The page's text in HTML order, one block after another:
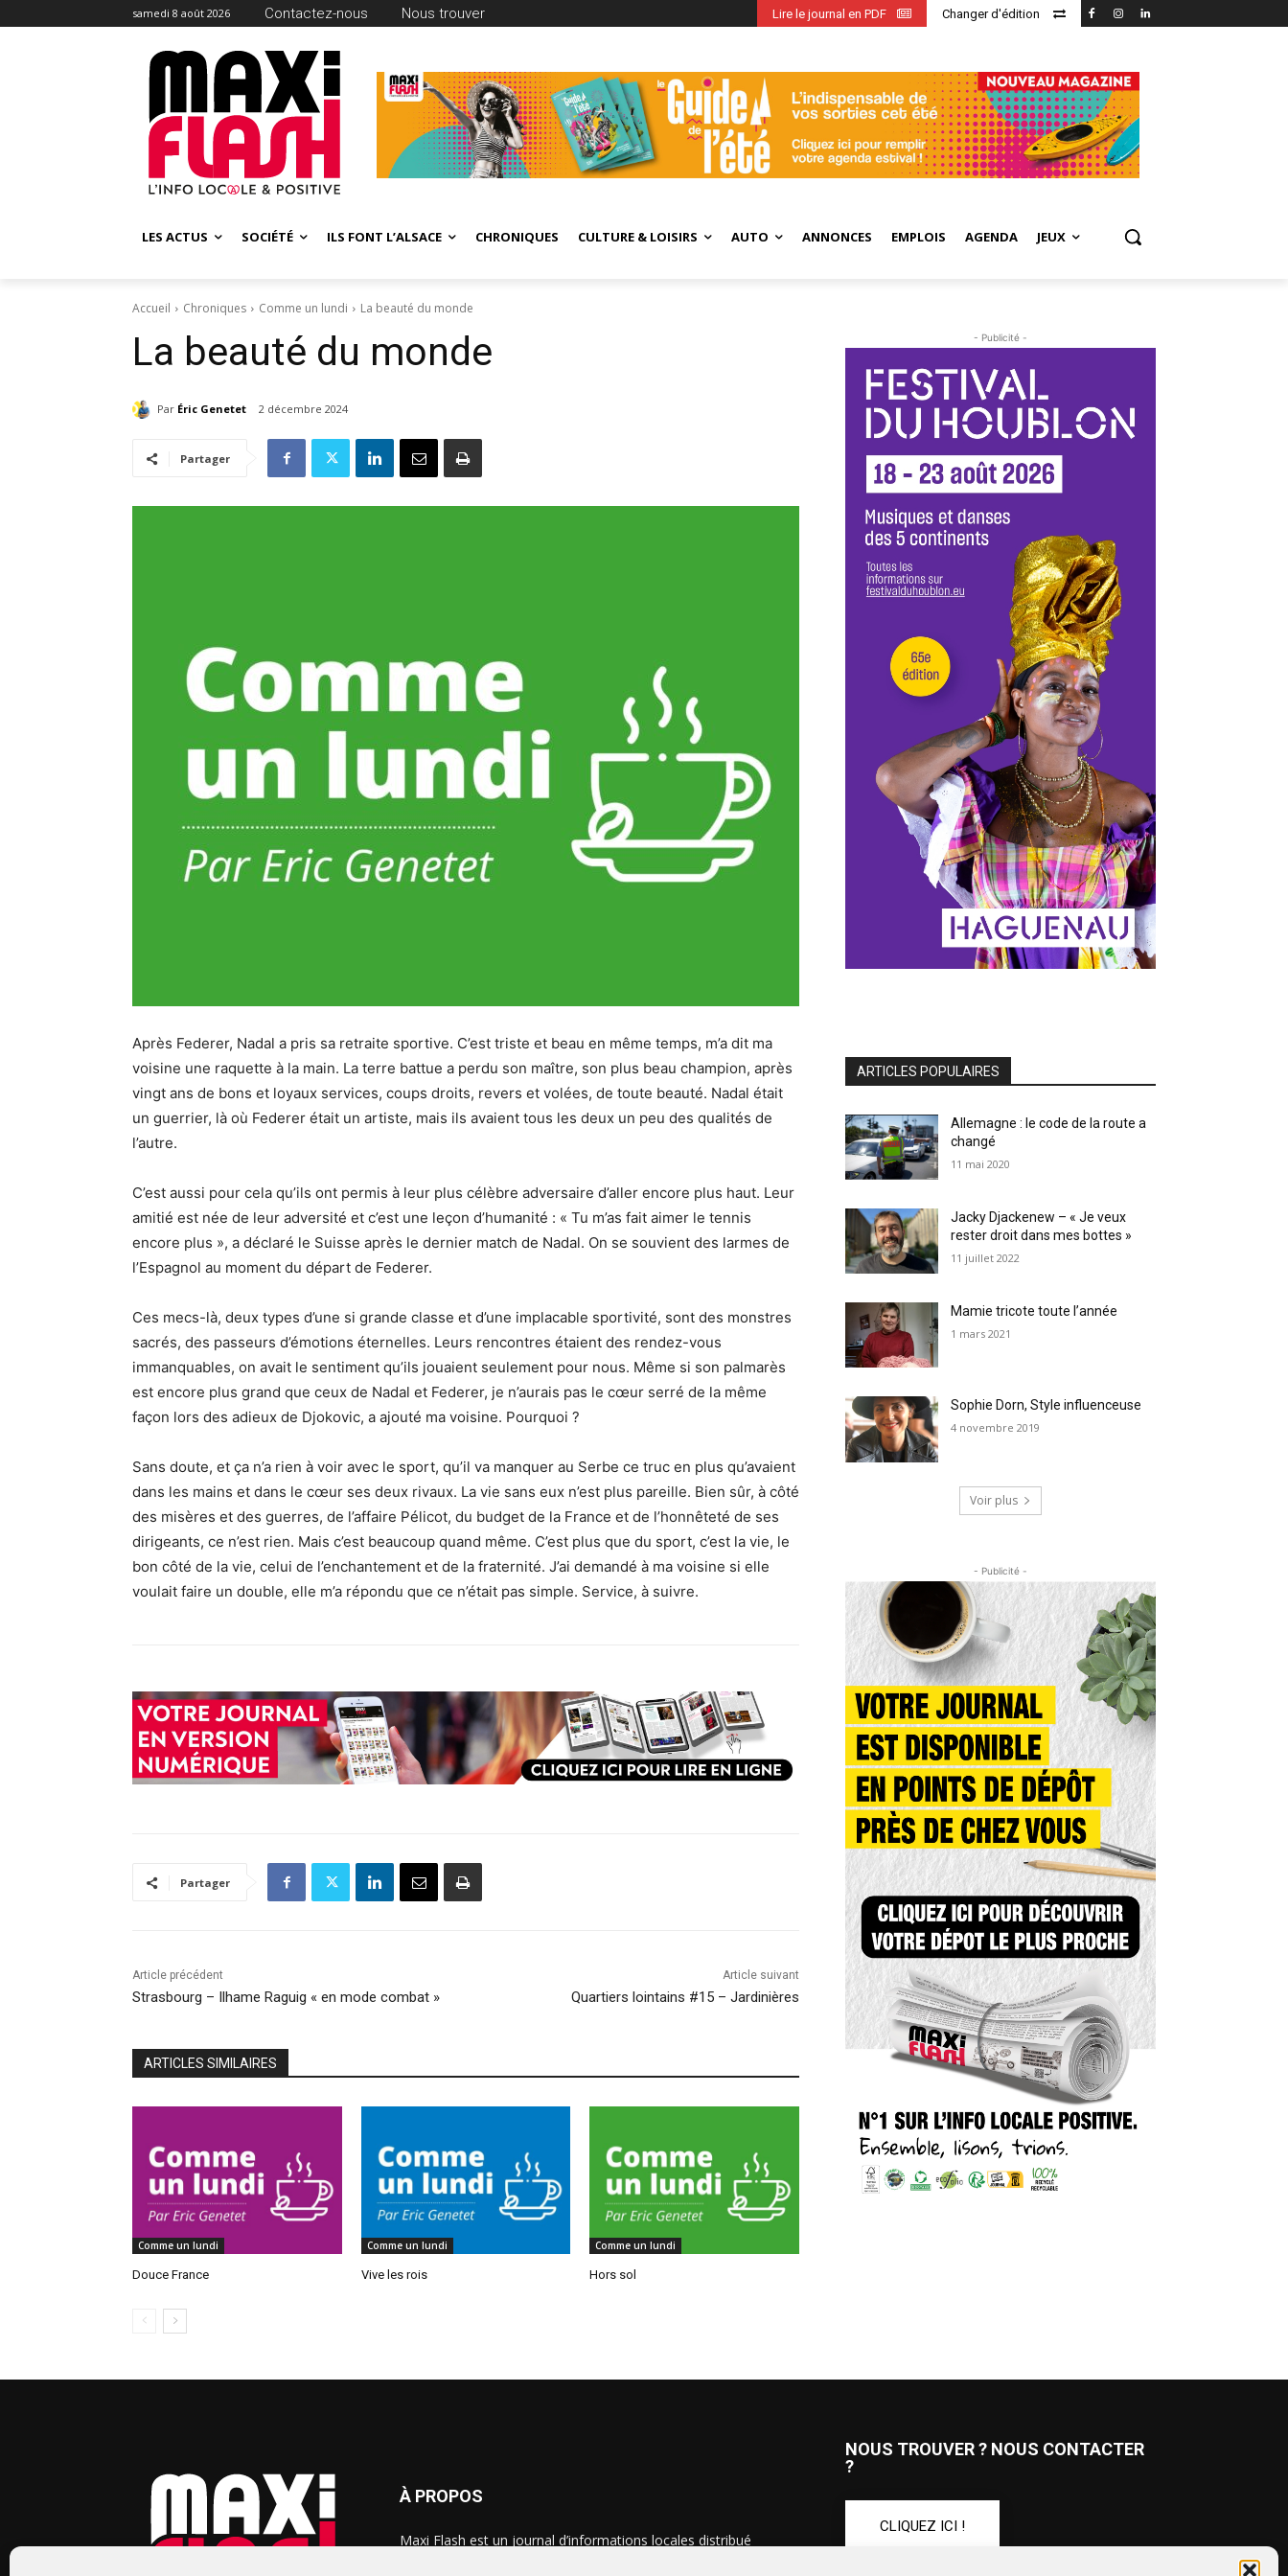
samedi 8 août 2026 Contactez-nous Nous trouver Changer d'édition
Lire le journal en PDF
LES ACTUS SOCIÉTÉ ILS FONT L’ALSACE CHRONIQUES CULTURE & LOISIRS AUTO ANNONCES EMPLOIS AGENDA JEUX
Accueil Chroniques Comme un lundi La beauté du monde
La beauté du monde
Par Éric Genetet 2 décembre 2024
Partager
Après Federer, Nadal a pris sa retraite sportive. C’est triste et beau en même temps, m’a dit ma
voisine une raquette à la main. La terre battue a perdu son maître, son plus beau champion, après
vingt ans de bons et loyaux services, coups droits, revers et volées, de toute beauté. Nadal était
un guerrier, là où Federer était un artiste, mais ils avaient tous les deux un peu des qualités de
l’autre.
C’est aussi pour cela qu’ils ont permis à leur plus célèbre adversaire d’aller encore plus haut. Leur
amitié est née de leur adversité et c’est une leçon d’humanité : « Tu m’as fait aimer le tennis
encore plus », a déclaré le Suisse après le dernier match de Nadal. On se souvient des larmes de
l’Espagnol au moment du départ de Federer.
Ces mecs-là, deux types d’une si grande classe et d’une implacable sportivité, sont des monstres
sacrés, des passeurs d’émotions éternelles. Leurs rencontres étaient des rendez-vous
immanquables, on avait le sentiment qu’ils jouaient seulement pour nous. Même si son palmarès
est encore plus grand que ceux de Nadal et Federer, je n’aurais pas le cœur serré de la même
façon lors des adieux de Djokovic, a ajouté ma voisine. Pourquoi ?
Sans doute, et ça n’a rien à voir avec le sport, qu’il va manquer au Serbe ce truc en plus qu’avaient
dans les mains et dans le cœur ses deux rivaux. La vie sans eux n’est plus pareille. Bien sûr, à côté
des misères et des guerres, de l’affaire Pélicot, du budget de la France et de l’honnêteté de ses
dirigeants, ce n’est rien. Mais c’est beaucoup quand même. C’est plus que du sport, c’est la vie, le
bon côté de la vie, celui de l’enchantement et de la fraternité. J’ai demandé à ma voisine si elle
voulait faire un double, elle m’a répondu que ce n’était pas simple. Service, à suivre.
Partager
Article précédent
Strasbourg – Ilhame Raguig « en mode combat »
Article suivant
Quartiers lointains #15 – Jardinières
ARTICLES SIMILAIRES
Comme un lundi
Douce France
Comme un lundi
Vive les rois
Comme un lundi
Hors sol
- Publicité -
ARTICLES POPULAIRES
Allemagne : le code de la route a
changé
11 mai 2020
Jacky Djackenew – « Je veux
rester droit dans mes bottes »
11 juillet 2022
Mamie tricote toute l’année
1 mars 2021
Sophie Dorn, Style influenceuse
4 novembre 2019
Voir plus
- Publicité -
À PROPOS
Maxi Flash est un journal d’informations locales distribué
NOUS TROUVER ? NOUS CONTACTER
?
CLIQUEZ ICI !